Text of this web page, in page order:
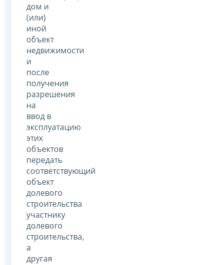
дом и
(или)
иной
объект
недвижимости
и
после
получения
разрешения
на
ввод в
эксплуатацию
этих
объектов
передать
соответствующий
объект
долевого
строительства
участнику
долевого
строительства,
а
другая